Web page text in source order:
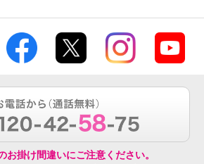
お掛け間違いにご注意ください。